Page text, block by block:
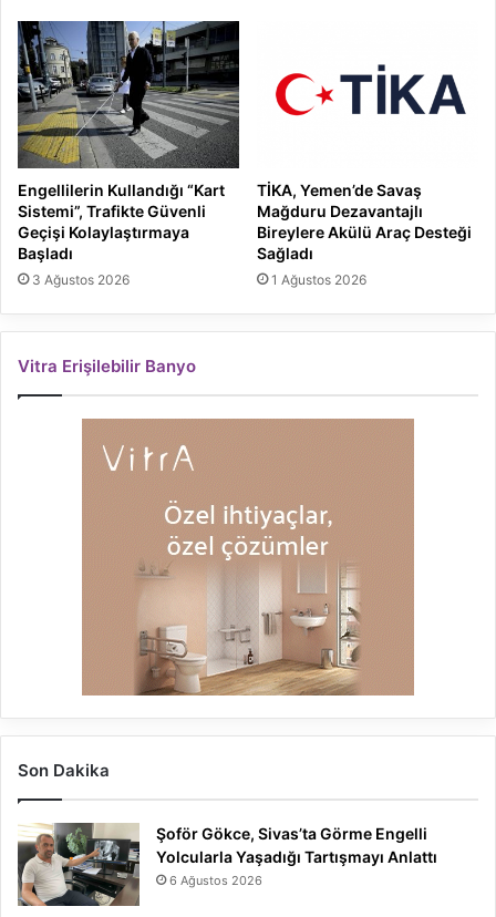
Engellilerin Kullandığı “Kart
Sistemi”, Trafikte Güvenli
Geçişi Kolaylaştırmaya
Başladı
3 Ağustos 2026
TİKA, Yemen’de Savaş
Mağduru Dezavantajlı
Bireylere Akülü Araç Desteği
Sağladı
1 Ağustos 2026
Vitra Erişilebilir Banyo
Son Dakika
Şoför Gökce, Sivas’ta Görme Engelli
Yolcularla Yaşadığı Tartışmayı Anlattı
6 Ağustos 2026